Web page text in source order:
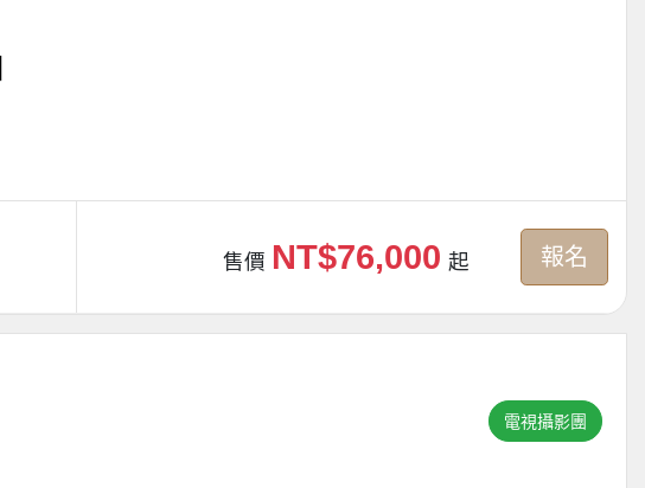
售價 NT$76,000 起 報名
電視攝影團